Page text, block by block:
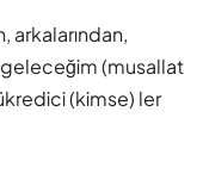
arkalarından,
geleceğim (musallat
(kimse) ler